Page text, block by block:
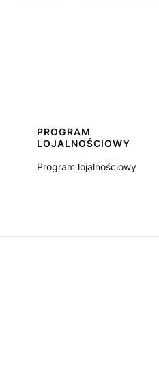
PROGRAM
LOJALNOŚCIOWY
Program lojalnościowy